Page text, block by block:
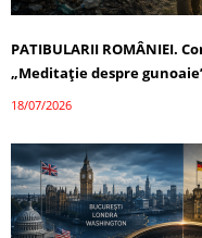
PATIBULARII ROMÂNIEI.
„Meditație despre
18/07/2026